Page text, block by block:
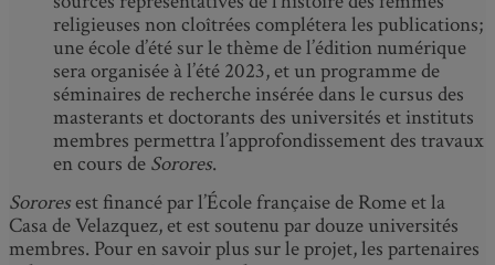
religieuses non cloîtrées complétera les publications;
une école d’été sur le thème de l’édition numérique
sera organisée à l’été 2023, et un programme de
séminaires de recherche insérée dans le cursus des
masterants et doctorants des universités et instituts
membres permettra l’approfondissement des travaux
en cours de Sorores.
Sororesest financé par l’École française de Rome et la
Casa de Velazquez, et est soutenu par douze universités
membres. Pour en savoir plus sur le projet, les partenaires